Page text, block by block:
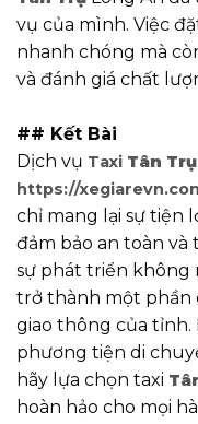
vụ của mình. Việc
nhanh chóng mà
và đánh giá chất
## Kết Bài
Dịch vụ Taxi Tân Trụ
https://
chỉ mang lại sự tiện
đảm bảo an toàn và
sự phát triển không
trở thành một
giao thông của
phương tiện di
hãy lựa chọn taxi
hoàn hảo cho mọi